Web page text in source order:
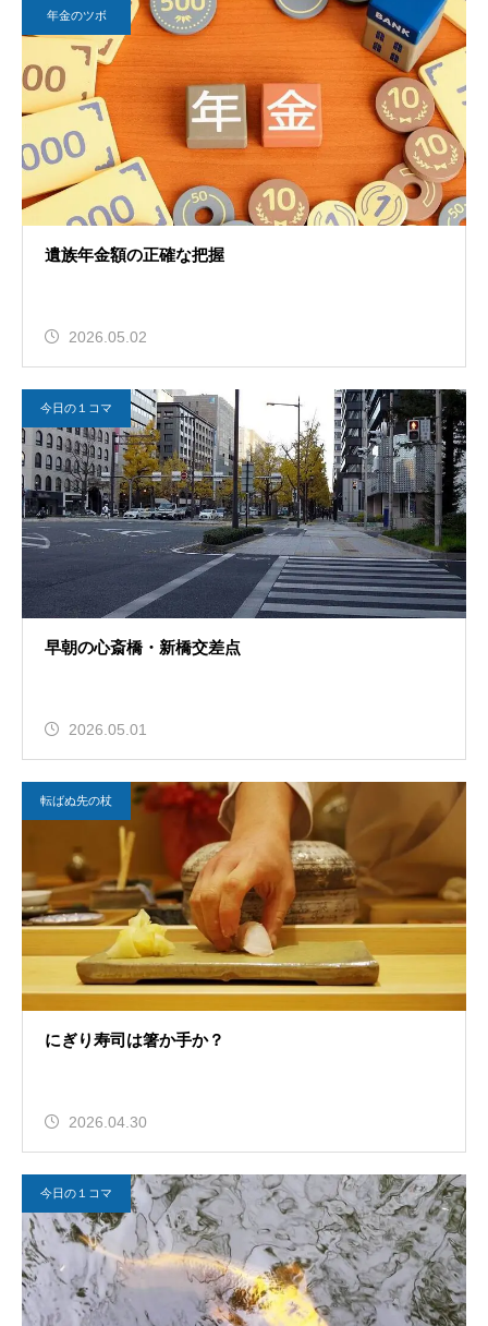
年金のツボ
遺族年金額の正確な把握
2026.05.02
今日の１コマ
早朝の心斎橋・新橋交差点
2026.05.01
転ばぬ先の杖
にぎり寿司は箸か手か？
2026.04.30
今日の１コマ